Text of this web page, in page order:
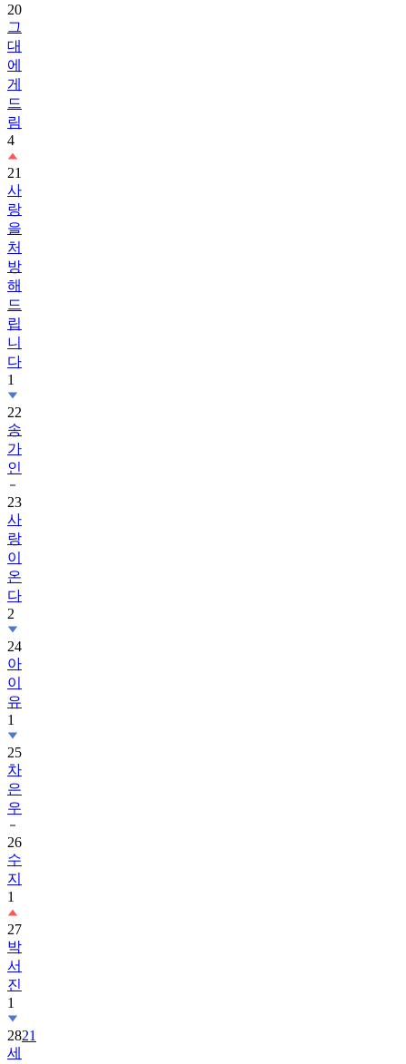
20
그
대
에
게
드
림
4
21
사
랑
을
처
방
해
드
립
니
다
1
22
송
가
인
23
사
랑
이
온
다
2
24
아
이
유
1
25
차
은
우
26
수
지
1
27
박
서
진
1
2821
세